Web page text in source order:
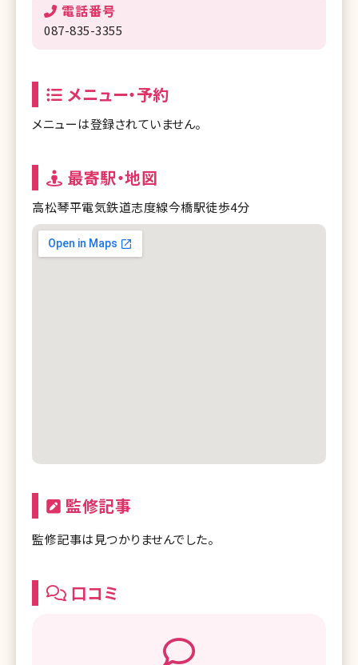
電話番号
087-835-3355
メニュー・予約
メニューは登録されていません。
最寄駅・地図
高松琴平電気鉄道志度線今橋駅徒歩4分
監修記事
監修記事は見つかりませんでした。
口コミ